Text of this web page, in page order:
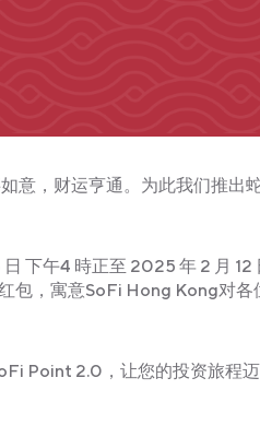
意，财运亨通。为此我们推出
下午4 時正至 2025 年 2 月
包，寓意SoFi Hong Kong对各
Point 2.0，让您的投资旅程迈